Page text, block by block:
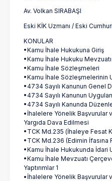
Av. Volkan SIRABAŞI
Eski KİK Uzmanı / Eski
KONULAR
•Kamu İhale Hukukuna Giriş
•Kamu İhale Hukuku Mevzuatı
•Kamu İhale Sözleşmeleri
•Kamu İhale Sözleşmelerinin
•4734 Sayılı Kanunun Genel
•4734 Sayılı Kanunun
•4734 Sayılı Kanunda
•İhalelere Yönelik Başvurular
Yargıda Dava Edilmesi
•TCK Md.235 (İhaleye Fesat
•TCK Md.236 (Edimin İfasına
•Kamu İhale Hukukunda İdari
•Kamu İhale Mevzuatı
Yaptırımlar 1
•İhalelere Yönelik Başvurular